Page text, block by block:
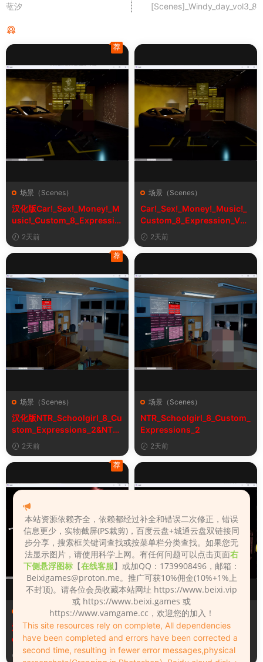
蓝汐 [Scenes]_Windy_day_vol3_8
场景（Scenes）
汉化版Car!_Sex!_Money!_M
usic!_Custom_8_Expressio
n_V2_1&车！性！钱！音乐！
自定义表情
2天前
荐
场景（Scenes）
Car!_Sex!_Money!_Music!_
Custom_8_Expression_V2_
1
2天前
场景（Scenes）
汉化版NTR_Schoolgirl_8_Cu
stom_Expressions_2&NTR
女学生8自定义表情
2天前
荐
场景（Scenes）
NTR_Schoolgirl_8_Custom_
Expressions_2
2天前
场景（Scenes）
汉化版Fall_Of_Dynasty_Silh
ouette_Play_Bug_Fixed_2&
《王朝陨落》剪影玩法修复版
5天前
荐
场景（Scenes）
Fall_Of_Dynasty_Silhouette
_Play_Bug_Fixed_2
5天前
本站资源依赖齐全，依赖都经过补全和错误二次修正，错误
信息更少，实物截屏(PS裁剪)，百度云盘+城通云盘双链接同
步分享，搜索框关键词查找或按菜单栏分类查找。如果您无
法显示图片，请使用科学上网。有任何问题可以点击页面右
下侧悬浮图标 【在线客服】或加QQ：1739908496，邮箱：
Beixigames@proton.me。推广可获10%佣金(10%+1%上
不封顶)。请各位会员收藏本站网址 https://www.beixi.vip
或 https://www.beixi.games 或
https://www.vamgame.cc，欢迎您的加入！
This site resources rely on complete, All dependencies
have been completed and errors have been corrected a
second time, resulting in fewer error messages,physical